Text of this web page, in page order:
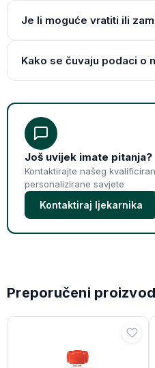
Je li moguće vratiti ili
Kako se čuvaju podaci o
Još uvijek imate pitanja?
Kontaktirajte našeg
personalizirane savjete
Kontaktiraj ljekarnika
Preporučeni